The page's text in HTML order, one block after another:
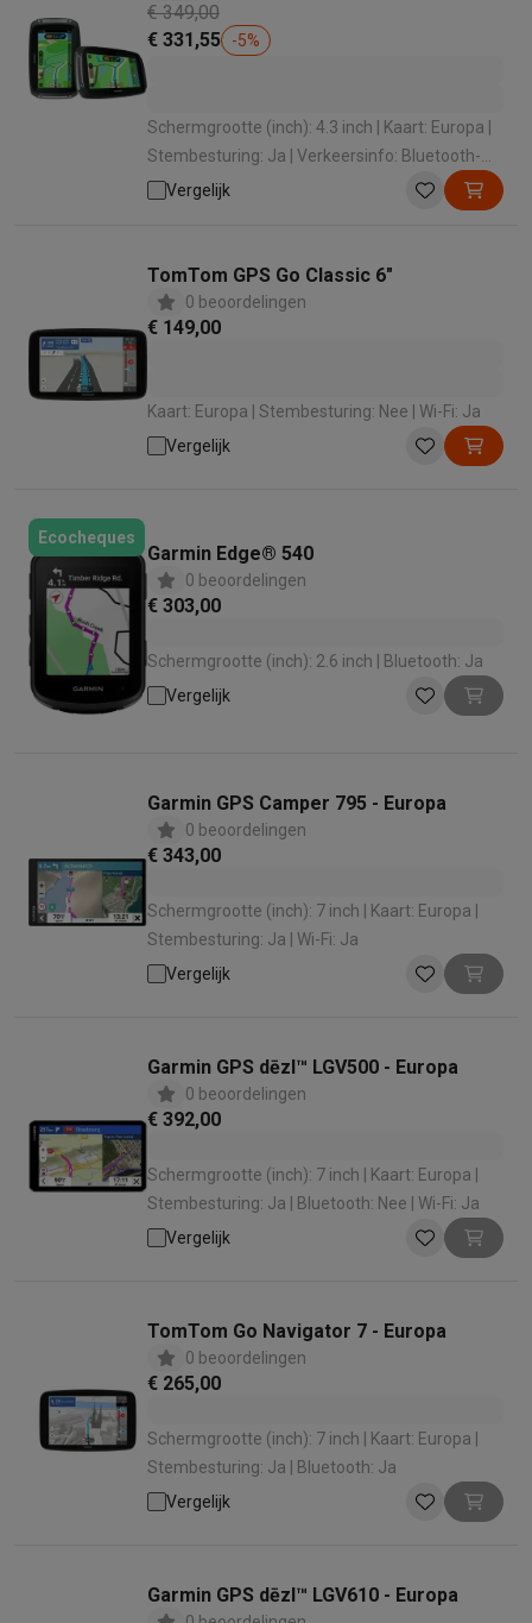
€ 349,00
€ 331,55
-5%
Schermgrootte (inch): 4.3 inch | Kaart: Europa |
Stembesturing: Ja | Verkeersinfo: Bluetooth-
verbinding smartphone | Bluetooth: Ja
Vergelijk
TomTom GPS Go Classic 6"
0 beoordelingen
€ 149,00
Kaart: Europa | Stembesturing: Nee | Wi-Fi: Ja
Vergelijk
Ecocheques
Garmin Edge® 540
0 beoordelingen
€ 303,00
Schermgrootte (inch): 2.6 inch | Bluetooth: Ja
Vergelijk
Garmin GPS Camper 795 - Europa
0 beoordelingen
€ 343,00
Schermgrootte (inch): 7 inch | Kaart: Europa |
Stembesturing: Ja | Wi-Fi: Ja
Vergelijk
Garmin GPS dēzl™ LGV500 - Europa
0 beoordelingen
€ 392,00
Schermgrootte (inch): 7 inch | Kaart: Europa |
Stembesturing: Ja | Bluetooth: Nee | Wi-Fi: Ja
Vergelijk
TomTom Go Navigator 7 - Europa
0 beoordelingen
€ 265,00
Schermgrootte (inch): 7 inch | Kaart: Europa |
Stembesturing: Ja | Bluetooth: Ja
Vergelijk
Garmin GPS dēzl™ LGV610 - Europa